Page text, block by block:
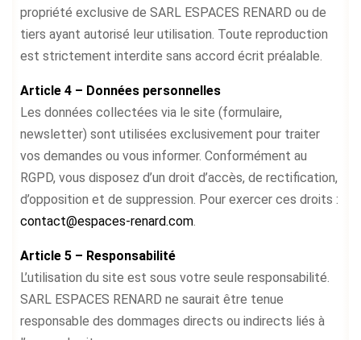
propriété exclusive de SARL ESPACES RENARD ou de
tiers ayant autorisé leur utilisation. Toute reproduction
est strictement interdite sans accord écrit préalable.
Article 4 – Données personnelles
Les données collectées via le site (formulaire,
newsletter) sont utilisées exclusivement pour traiter
vos demandes ou vous informer. Conformément au
RGPD, vous disposez d’un droit d’accès, de rectification,
d’opposition et de suppression. Pour exercer ces droits :
contact@espaces-renard.com.
Article 5 – Responsabilité
L’utilisation du site est sous votre seule responsabilité.
SARL ESPACES RENARD ne saurait être tenue
responsable des dommages directs ou indirects liés à